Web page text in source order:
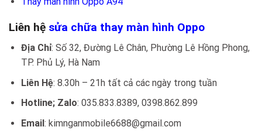
Liên hệ sửa chữa thay màn hình Oppo
Địa Chỉ: Số 32, Đường Lê Chân, Phường Lê Hồng Phong,
TP. Phủ Lý, Hà Nam
Liên Hệ: 8.30h – 21h tất cả các ngày trong tuần
Hotline; Zalo: 035.833.8389, 0398.862.899
Email: kimnganmobile6688@gmail.com